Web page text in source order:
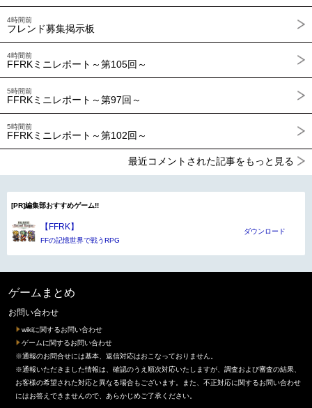
4時間前
フレンド募集掲示板
4時間前
FFRKミニレポート～第105回～
5時間前
FFRKミニレポート～第97回～
5時間前
FFRKミニレポート～第102回～
最近コメントされた記事をもっと見る
[PR]編集部おすすめゲーム!!
【FFRK】
FFの記憶世界で戦うRPG
ダウンロード
ゲームまとめ
お問い合わせ
wikiに関するお問い合わせ
ゲームに関するお問い合わせ
※通報のお問合せには基本、返信対応はおこなっておりません。
※通報いただきました情報は、確認のうえ順次対応いたしますが、調査および審査の結果、
お客様の希望された対応と異なる場合もございます。また、不正対応に関するお問い合わせ
にはお答えできませんので、あらかじめご了承ください。